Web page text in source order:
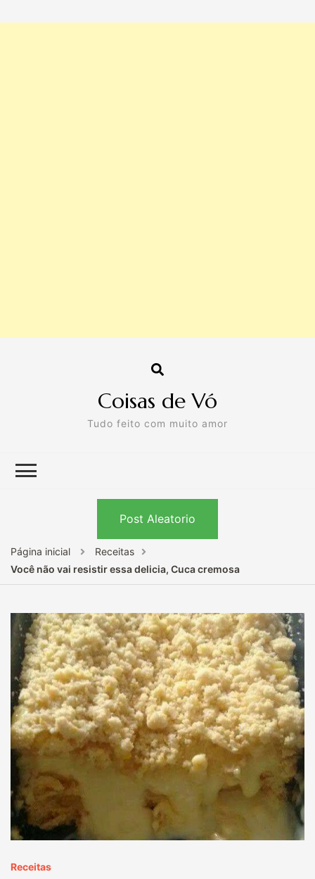
Coisas de Vó
Tudo feito com muito amor
Post Aleatorio
Página inicial
Receitas
Você não vai resistir essa delicia, Cuca cremosa
Receitas